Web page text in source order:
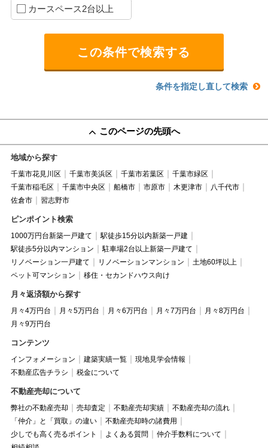
カースペース2台以上
条件を指定し直して検索
このページの先頭へ
地域から探す
千葉市花見川区 千葉市美浜区 千葉市若葉区
千葉市緑区
千葉市稲毛区
千葉市中央区 船橋市 市原市 木更津市
八千代市
佐倉市
習志野市
ピンポイント検索
1000万円台新築一戸建て
駅徒歩15分以内新築一戸建
駅徒歩5分以内マンション
駐車場2台以上新築一戸建て
リノベーション一戸建て
リノベーションマンション
土地60坪以上
ペット可マンション
移住・セカンドハウス向け
月々返済額から探す
月々4万円台 月々5万円台 月々6万円台 月々7万円台
月々8万円台
月々9万円台
コンテンツ
インフォメーション 建築実績一覧
現地見学会情報
不動産広告チラシ
税金について
不動産売却について
弊社の不動産売却 売却査定 不動産売却実績
不動産売却の流れ
「仲介」と「買取」の違い
不動産売却時の諸費用
少しでも高く売るポイント
よくある質問
仲介手数料について